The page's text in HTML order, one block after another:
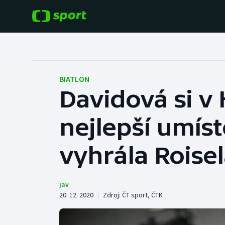
Hokej
Tenis
Cyklistika
Baseball a softbal
Basketbal
Biatlon
BIATLON
Davidová si
nejlepší
vyhrála
jav
20. 12. 2020 | Zdroj: ČT sport, ČTK